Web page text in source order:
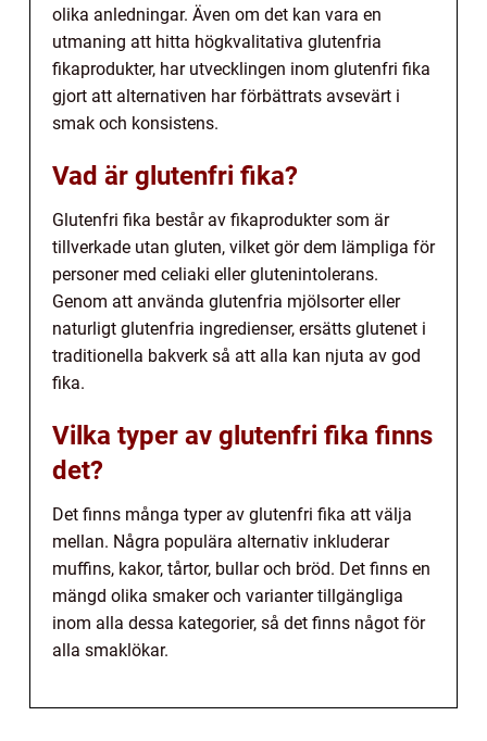
olika anledningar. Även om det kan vara en
utmaning att hitta högkvalitativa glutenfria
fikaprodukter, har utvecklingen inom glutenfri fika
gjort att alternativen har förbättrats avsevärt i
smak och konsistens.
Vad är glutenfri fika?
Glutenfri fika består av fikaprodukter som är
tillverkade utan gluten, vilket gör dem lämpliga för
personer med celiaki eller glutenintolerans.
Genom att använda glutenfria mjölsorter eller
naturligt glutenfria ingredienser, ersätts glutenet i
traditionella bakverk så att alla kan njuta av god
fika.
Vilka typer av glutenfri fika finns
det?
Det finns många typer av glutenfri fika att välja
mellan. Några populära alternativ inkluderar
muffins, kakor, tårtor, bullar och bröd. Det finns en
mängd olika smaker och varianter tillgängliga
inom alla dessa kategorier, så det finns något för
alla smaklökar.